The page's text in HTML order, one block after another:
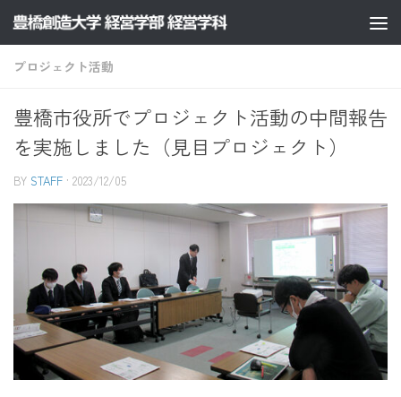
コンテンツへスキップ
プロジェクト活動
豊橋市役所でプロジェクト活動の中間報告
を実施しました（見目プロジェクト）
BY STAFF · 2023/12/05